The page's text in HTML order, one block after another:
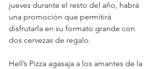
jueves durante el resto del año, habrá
una promoción que permitirá
disfrutarla en su formato grande con
dos cervezas de regalo.
Hell’s Pizza agasaja a los amantes de la